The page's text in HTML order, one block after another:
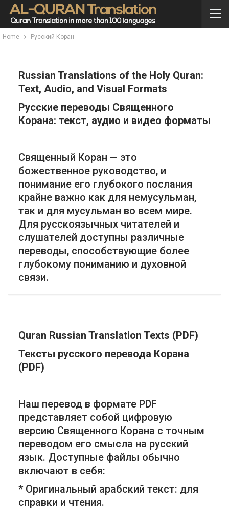
Home Русский Коран
Russian Translations of the Holy Quran:
Text, Audio, and Visual Formats
Русские переводы Священного
Корана: текст, аудио и видео форматы
Священный Коран — это
божественное руководство, и
понимание его глубокого послания
крайне важно как для немусульман,
так и для мусульман во всем мире.
Для русскоязычных читателей и
слушателей доступны различные
переводы, способствующие более
глубокому пониманию и духовной
связи.
Quran Russian Translation Texts (PDF)
Тексты русского перевода Корана
(PDF)
Наш перевод в формате PDF
представляет собой цифровую
версию Священного Корана с точным
переводом его смысла на русский
язык. Доступные файлы обычно
включают в себя:
* Оригинальный арабский текст: для
справки и чтения.